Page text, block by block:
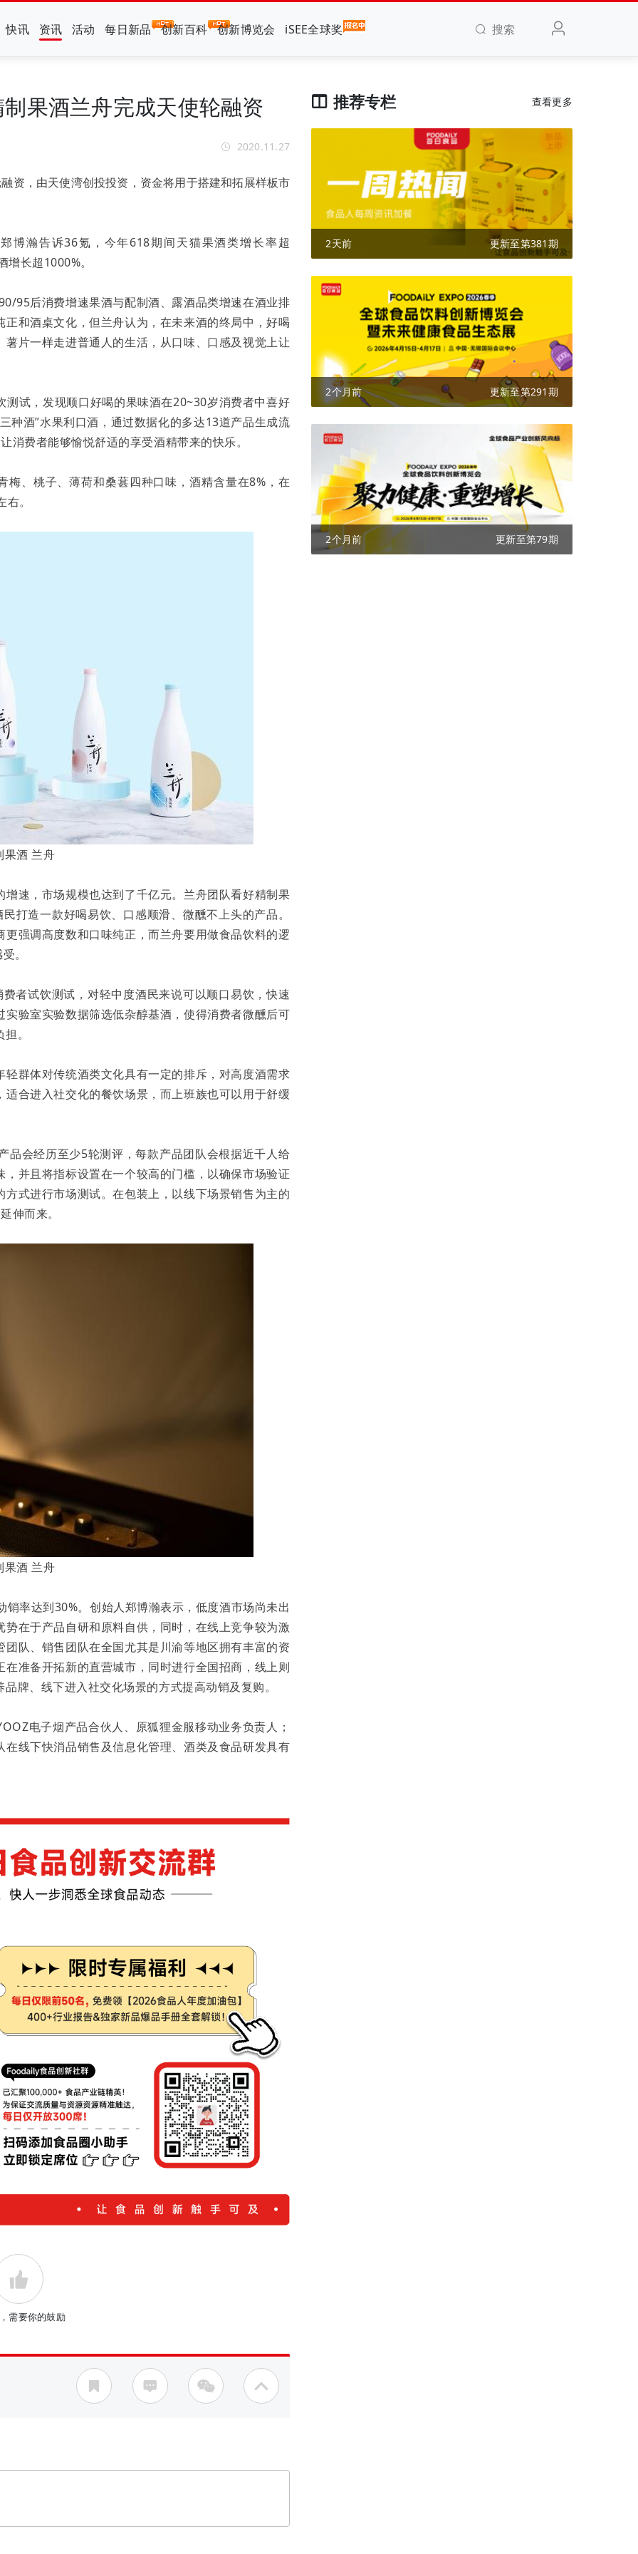
快讯 资讯 活动 每日新品 创新百科 创新博览会 iSEE全球奖 搜索
果酒兰舟完成天使轮融资
2020.11.27
资，由天使湾创投投资，资金将用于搭建和拓展样板市
博瀚告诉36氪，今年618期间天猫果酒类增长率超
长超1000%。
95后消费增速果酒与配制酒、露酒品类增速在酒业排
和酒桌文化，但兰舟认为，在未来酒的终局中，好喝
片一样走进普通人的生活，从口味、口感及视觉上让
试，发现顺口好喝的果味酒在20~30岁消费者中喜好
种酒”水果利口酒，通过数据化的多达13道产品生成流
费者能够愉悦舒适的享受酒精带来的快乐。
、桃子、薄荷和桑葚四种口味，酒精含量在8%，在
。
果酒 兰舟
速，市场规模也达到了千亿元。兰舟团队看好精制果
打造一款好喝易饮、口感顺滑、微醺不上头的产品。
强调高度数和口味纯正，而兰舟要用做食品饮料的逻
。
者试饮测试，对轻中度酒民来说可以顺口易饮，快速
验室实验数据筛选低杂醇基酒，使得消费者微醺后可
。
群体对传统酒类文化具有一定的排斥，对高度酒需求
合进入社交化的餐饮场景，而上班族也可以用于舒缓
品会经历至少5轮测评，每款产品团队会根据近千人给
并且将指标设置在一个较高的门槛，以确保市场验证
式进行市场测试。在包装上，以线下场景销售为主的
伸而来。
果酒 兰舟
率达到30%。创始人郑博瀚表示，低度酒市场尚未出
在于产品自研和原料自供，同时，在线上竞争较为激
队、销售团队在全国尤其是川渝等地区拥有丰富的资
准备开拓新的直营城市，同时进行全国招商，线上则
牌、线下进入社交化场景的方式提高动销及复购。
电子烟产品合伙人、原狐狸金服移动业务负责人；
线下快消品销售及信息化管理、酒类及食品研发具有
需要你的鼓励
推荐专栏 查看更多
2天前 更新至第381期
2个月前 更新至第291期
2个月前 更新至第79期